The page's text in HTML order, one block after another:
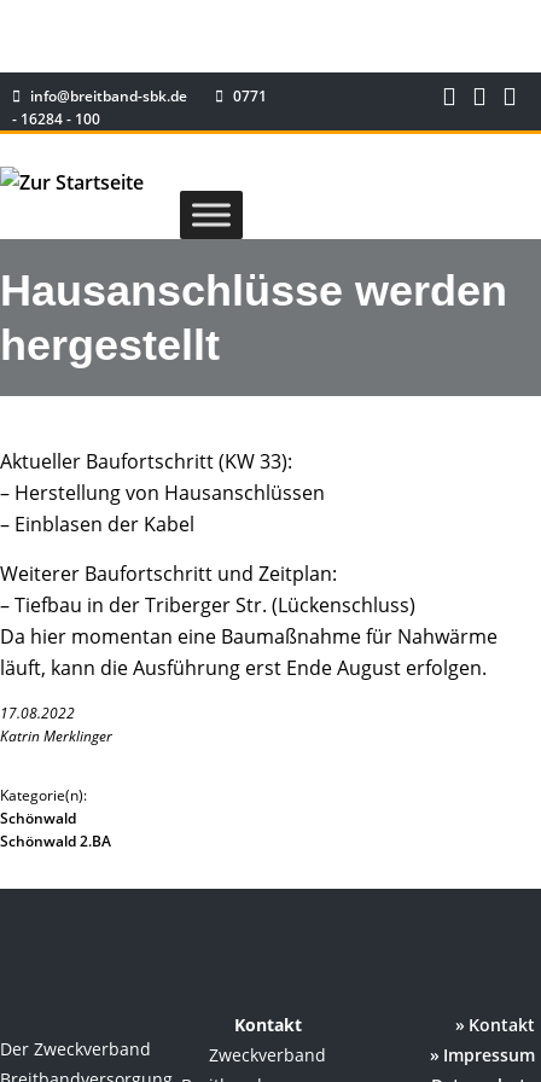
info@breitband-sbk.de
0771
- 16284 - 100
Hausanschlüsse werden
hergestellt
Aktueller Baufortschritt (KW 33):
– Herstellung von Hausanschlüssen
– Einblasen der Kabel
Weiterer Baufortschritt und Zeitplan:
– Tiefbau in der Triberger Str. (Lückenschluss)
Da hier momentan eine Baumaßnahme für Nahwärme
läuft, kann die Ausführung erst Ende August erfolgen.
17.08.2022
Katrin Merklinger
Kategorie(n):
Schönwald
Schönwald 2.BA
Der Zweckverband
Kontakt
Zweckverband
Kontakt
Impressum